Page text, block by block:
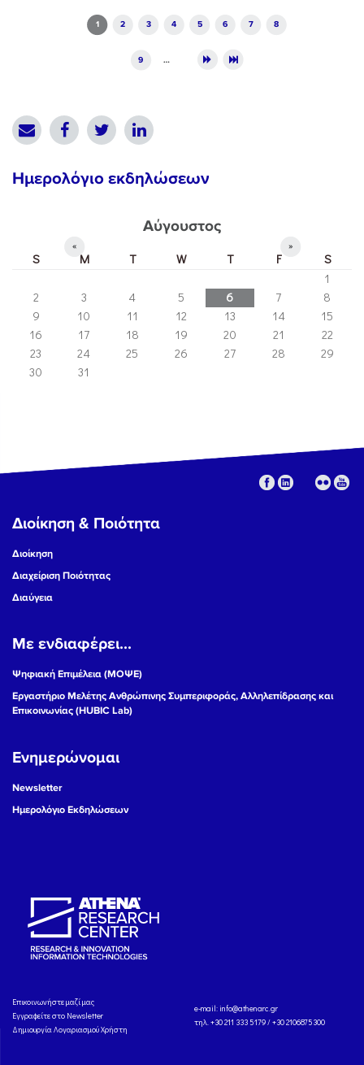
1 2 3 4 5 6 7 8
9 …
Ημερολόγιο εκδηλώσεων
Αύγουστος
« »
S M T W T F
S
1
2
3 4 5 6 7
8
9
10 11 12 13 14
15
16
17 18 19 20 21
22
23
24 25 26 27 28
29
30
31
Διοίκηση & Ποιότητα
Διοίκηση
Διαχείριση Ποιότητας
Διαύγεια
Με ενδιαφέρει...
Ψηφιακή Επιμέλεια (ΜΟΨΕ)
Εργαστήριο Μελέτης Ανθρώπινης Συμπεριφοράς, Αλληλεπίδρασης και
Επικοινωνίας (HUBIC Lab)
Ενημερώνομαι
Newsletter
Ημερολόγιο Εκδηλώσεων
Eπικοινωνήστε μαζί μας
Εγγραφείτε στο Newsletter
Δημιουργία Λογαριασμού Χρήστη
e-mail: info@athenarc.gr
τηλ. +30 211 333 5179 / +30 2106875300